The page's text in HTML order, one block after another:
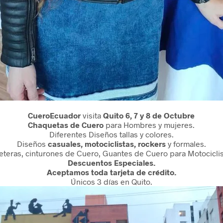
CueroEcuador visitaQuito 6, 7 y 8 de Octubre
Chaquetas de Cuero para Hombres y mujeres.
Diferentes Diseños tallas y colores.
Diseños casuales, motociclistas, rockersy formales.
cinturones de Cuero, Guantes de Cuero para
Descuentos Especiales.
Aceptamos toda tarjeta de crédito.
Únicos 3 días en Quito.